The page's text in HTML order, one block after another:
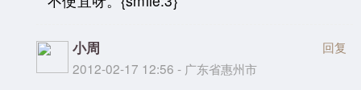
小周
2012-02-17 12:56 - 广东省惠州市
回复